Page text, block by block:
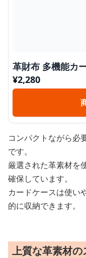
革財布 多機能カ
¥2,280
コンパクトながら必
です。
厳選された革素材を
確保しています。
カードケースは使い
的に収納できます。
上質な革素材